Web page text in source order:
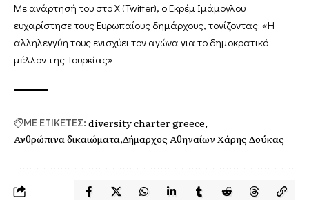
Με ανάρτησή του στο X (Twitter), ο Εκρέμ Ιμάμογλου
ευχαρίστησε τους Ευρωπαίους δημάρχους, τονίζοντας: «Η
αλληλεγγύη τους ενισχύει τον αγώνα για το δημοκρατικό
μέλλον της Τουρκίας».
ΜΕ ΕΤΙΚΕΤΕΣ: diversity charter greece
Ανθρώπινα δικαιώματα Δήμαρχος Αθηναίων Χάρης Δούκας